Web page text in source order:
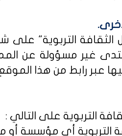
الثقافة التربوية"
غير مسؤولة عن
عبر رابط من هذا
التربوية على التالي :